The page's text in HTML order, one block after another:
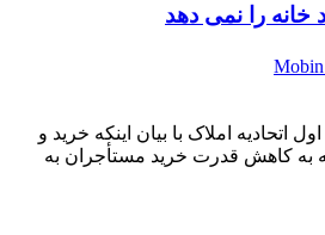
را نمی دهد
اتحادیه املاک با بیان اینکه خرید و
به کاهش قدرت خرید مستأجران به